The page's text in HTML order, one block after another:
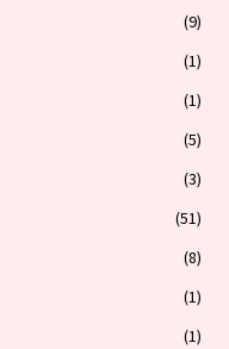
(9)
(1)
(1)
(5)
(3)
(51)
(8)
(1)
(1)